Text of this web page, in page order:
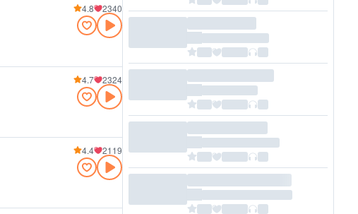
4.8 2340
4.7 2324
4.4 2119